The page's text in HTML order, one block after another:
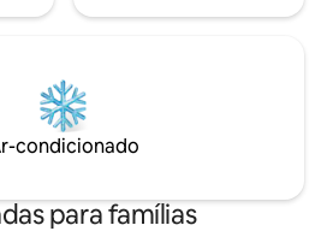
condicionado
para famílias